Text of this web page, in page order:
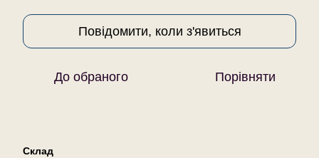
Повідомити, коли з'явиться
До обраного Порівняти
Склад